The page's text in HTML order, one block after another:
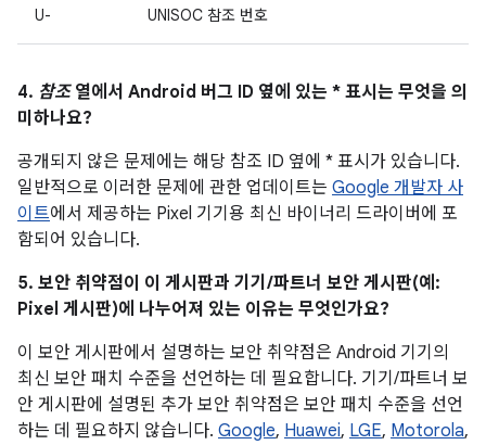
U- UNISOC 참조 번호
4. 참조열에서 Android 버그 ID 옆에 있는 * 표시는 무엇을 의
미하나요?
공개되지 않은 문제에는 해당 참조 ID 옆에 * 표시가 있습니다.
일반적으로 이러한 문제에 관한 업데이트는 Google 개발자 사
이트에서 제공하는 Pixel 기기용 최신 바이너리 드라이버에 포
함되어 있습니다.
5. 보안 취약점이 이 게시판과 기기/파트너 보안 게시판(예:
Pixel 게시판)에 나누어져 있는 이유는 무엇인가요?
이 보안 게시판에서 설명하는 보안 취약점은 Android 기기의
최신 보안 패치 수준을 선언하는 데 필요합니다. 기기/파트너 보
안 게시판에 설명된 추가 보안 취약점은 보안 패치 수준을 선언
하는 데 필요하지 않습니다. Google, Huawei, LGE, Motorola,